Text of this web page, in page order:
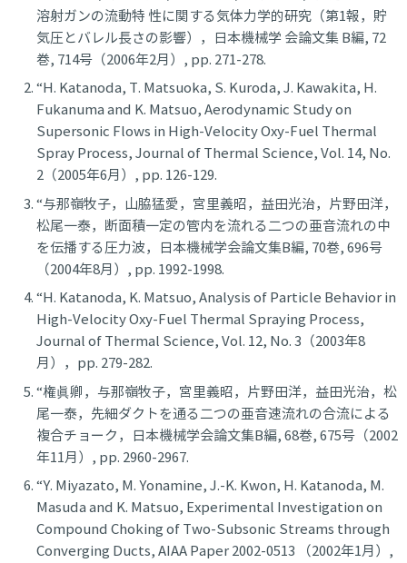
溶射ガンの流動特 性に関する気体力学的研究（第1報，貯
気圧とバレル長さの影響），日本機械学 会論文集 B編, 72
巻, 714号（2006年2月）, pp. 271-278.
“H. Katanoda, T. Matsuoka, S. Kuroda, J. Kawakita, H.
Fukanuma and K. Matsuo, Aerodynamic Study on
Supersonic Flows in High-Velocity Oxy-Fuel Thermal
Spray Process, Journal of Thermal Science, Vol. 14, No.
2（2005年6月）, pp. 126-129.
“与那嶺牧子，山脇猛愛，宮里義昭，益田光治，片野田洋，
松尾一泰，断面積一定の管内を流れる二つの亜音流れの中
を伝播する圧力波，日本機械学会論文集B編, 70巻, 696号
（2004年8月）, pp. 1992-1998.
“H. Katanoda, K. Matsuo, Analysis of Particle Behavior in
High-Velocity Oxy-Fuel Thermal Spraying Process,
Journal of Thermal Science, Vol. 12, No. 3（2003年8
月），pp. 279-282.
“権眞卿，与那嶺牧子，宮里義昭，片野田洋，益田光治，松
尾一泰，先細ダクトを通る二つの亜音速流れの合流による
複合チョーク，日本機械学会論文集B編, 68巻, 675号（2002
年11月）, pp. 2960-2967.
“Y. Miyazato, M. Yonamine, J.-K. Kwon, H. Katanoda, M.
Masuda and K. Matsuo, Experimental Investigation on
Compound Choking of Two-Subsonic Streams through
Converging Ducts, AIAA Paper 2002-0513 （2002年1月）,